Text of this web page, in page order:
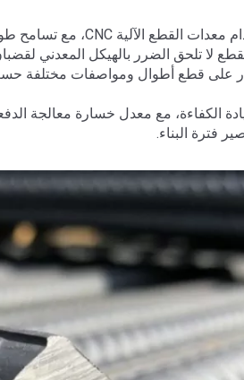
على قطع أطوال ومواصفات مختلفة
فترة البناء.